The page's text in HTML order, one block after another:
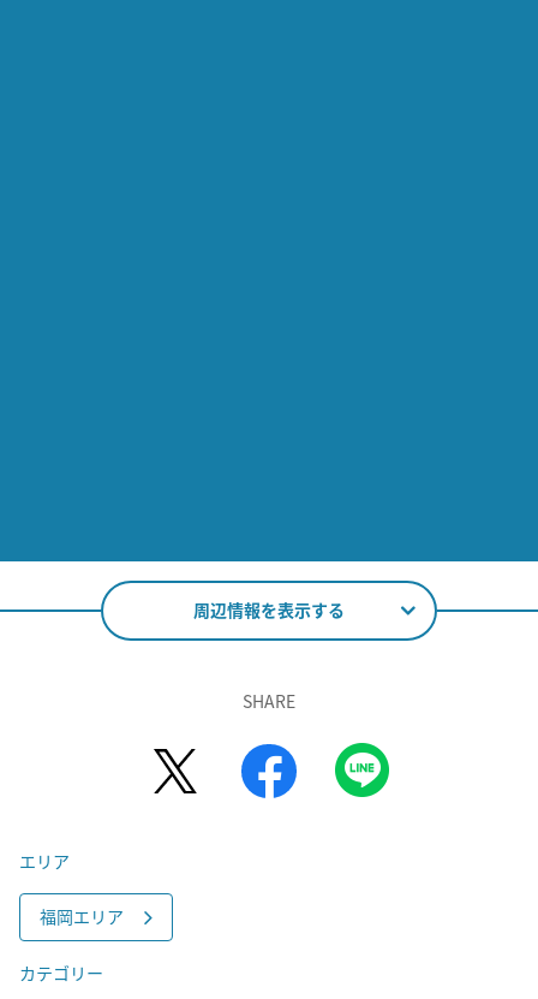
周辺情報を表示する
SHARE
エリア
福岡エリア
カテゴリー